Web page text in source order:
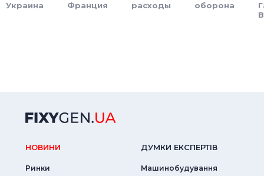
Украина Франция расходы оборона
НОВИНИ
Ринки
ДУМКИ ЕКСПЕРТIВ
Машинобудування